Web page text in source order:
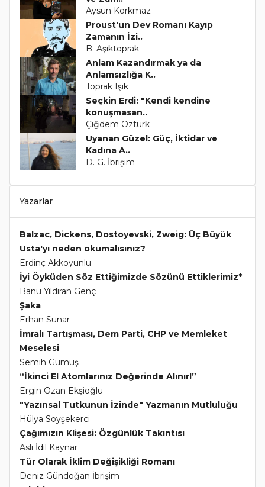
Aysun Korkmaz
Proust'un Dev Romanı Kayıp
Zamanın İzi..
B. Aşıktoprak
Anlam Kazandırmak ya da
Anlamsızlığa K..
Toprak Işık
Seçkin Erdi: "Kendi kendine
konuşmasan..
Çiğdem Öztürk
Uyanan Güzel: Güç, İktidar ve
Kadına A..
D. G. İbrişim
Yazarlar
Balzac, Dickens, Dostoyevski, Zweig: Üç Büyük
Usta'yı neden okumalısınız?
Erdinç Akkoyunlu
İyi Öyküden Söz Ettiğimizde Sözünü Ettiklerimiz*
Banu Yıldıran Genç
Şaka
Erhan Sunar
İmralı Tartışması, Dem Parti, CHP ve Memleket
Meselesi
Semih Gümüş
“İkinci El Atomlarınız Değerinde Alınır!”
Ergin Ozan Ekşioğlu
"Yazınsal Tutkunun İzinde" Yazmanın Mutluluğu
Hülya Soyşekerci
Çağımızın Klişesi: Özgünlük Takıntısı
Aslı İdil Kaynar
Tür Olarak İklim Değişikliği Romanı
Deniz Gündoğan İbrişim